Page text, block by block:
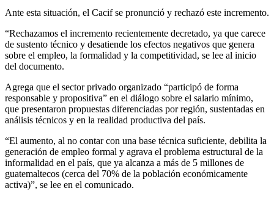
Ante esta situación, el Cacif se pronunció y rechazó este incremento.
“Rechazamos el incremento recientemente decretado, ya que carece
de sustento técnico y desatiende los efectos negativos que genera
sobre el empleo, la formalidad y la competitividad, se lee al inicio
del documento.
Agrega que el sector privado organizado “participó de forma
responsable y propositiva” en el diálogo sobre el salario mínimo,
que presentaron propuestas diferenciadas por región, sustentadas en
análisis técnicos y en la realidad productiva del país.
“El aumento, al no contar con una base técnica suficiente, debilita la
generación de empleo formal y agrava el problema estructural de la
informalidad en el país, que ya alcanza a más de 5 millones de
guatemaltecos (cerca del 70% de la población económicamente
activa)”, se lee en el comunicado.